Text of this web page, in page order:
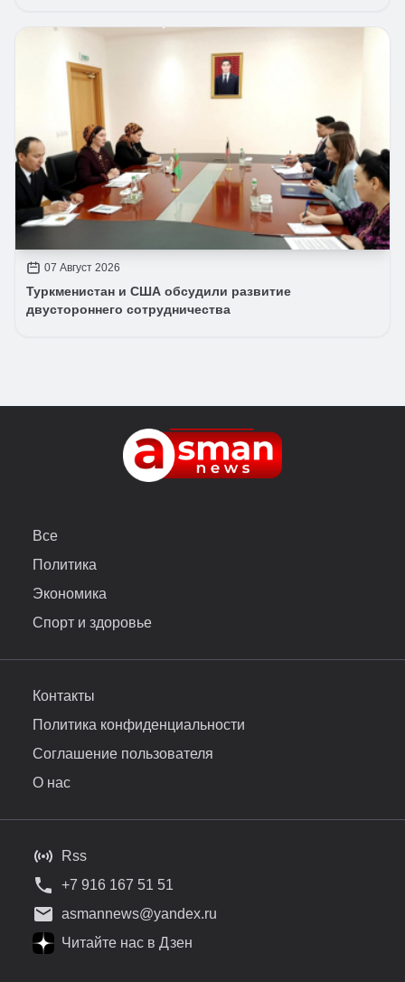
07 Август 2026
Туркменистан и США обсудили развитие
двустороннего сотрудничества
Все
Политика
Экономика
Спорт и здоровье
Контакты
Политика конфиденциальности
Соглашение пользователя
О нас
Rss
+7 916 167 51 51
asmannews@yandex.ru
Читайте нас в Дзен